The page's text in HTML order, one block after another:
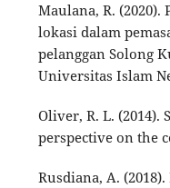
Maulana, R.
lokasi dalam
pelanggan Solong
Universitas Islam
Oliver, R. L.
perspective on the
Rusdiana, A.